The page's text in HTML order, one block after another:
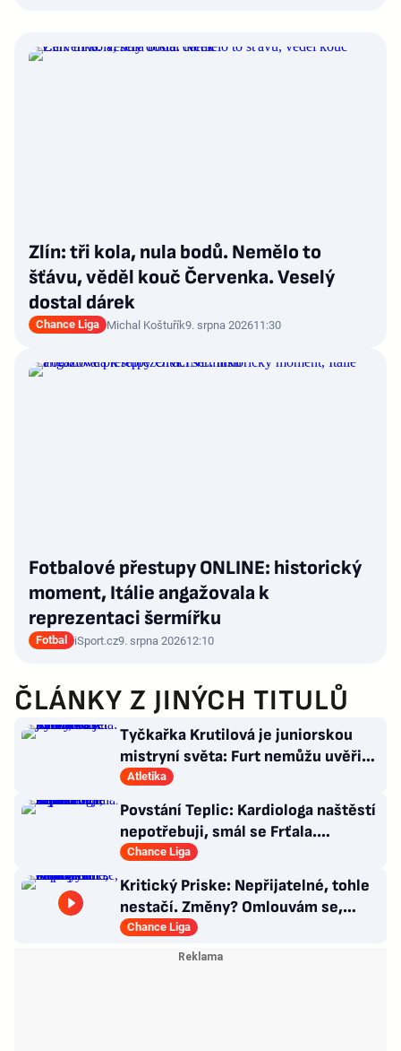
Zlín: tři kola, nula bodů. Nemělo to
šťávu, věděl kouč Červenka. Veselý
dostal dárek
Chance Liga Michal Koštuřík9. srpna 202611:30
Fotbalové přestupy ONLINE: historický
moment, Itálie angažovala k
reprezentaci šermířku
Fotbal iSport.cz9. srpna 202612:10
ČLÁNKY Z JINÝCH TITULŮ
Tyčkařka Krutilová je juniorskou
mistryní světa: Furt nemůžu uvěřit,
co se stalo!
Atletika
Povstání Teplic: Kardiologa naštěstí
nepotřebuji, smál se Frťala.
Promluvil o zájmu Plzně
Chance Liga
Kritický Priske: Nepřijatelné, tohle
nestačí. Změny? Omlouvám se,
nedokážu odpovědět
Chance Liga